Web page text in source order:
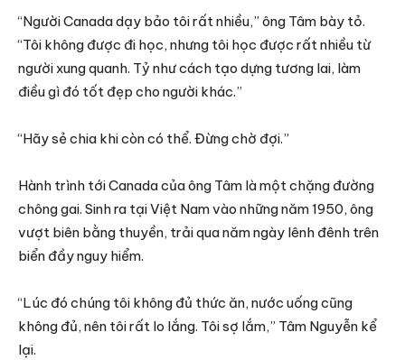
“Người Canada dạy bảo tôi rất nhiều,” ông Tâm bày tỏ.
“Tôi không được đi học, nhưng tôi học được rất nhiều từ
người xung quanh. Tỷ như cách tạo dựng tương lai, làm
điều gì đó tốt đẹp cho người khác.”
“Hãy sẻ chia khi còn có thể. Đừng chờ đợi.”
Hành trình tới Canada của ông Tâm là một chặng đường
chông gai. Sinh ra tại Việt Nam vào những năm 1950, ông
vượt biên bằng thuyền, trải qua năm ngày lênh đênh trên
biển đầy nguy hiểm.
“Lúc đó chúng tôi không đủ thức ăn, nước uống cũng
không đủ, nên tôi rất lo lắng. Tôi sợ lắm,” Tâm Nguyễn kể
lại.